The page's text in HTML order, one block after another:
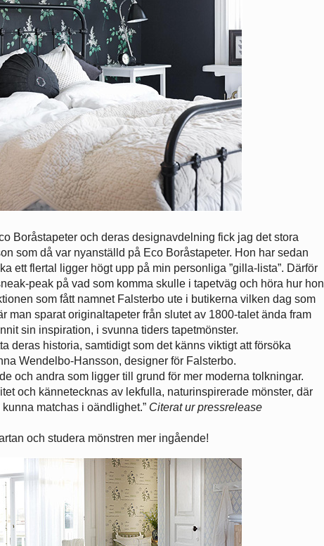
Boråstapeter och deras designavdelning fick jag det stora
som då var nyanställd på Eco Boråstapeter. Hon har sedan
ett flertal ligger högt upp på min personliga ”gilla-lista”. Därför
peak på vad som komma skulle i tapetväg och höra hur hon
som fått namnet Falsterbo ute i butikerna vilken dag som
man sparat originaltapeter från slutet av 1800-talet ända fram
sin inspiration, i svunna tiders tapetmönster.
deras historia, samtidigt som det känns viktigt att försöka
Wendelbo-Hansson, designer för Falsterbo.
och andra som ligger till grund för mer moderna tolkningar.
och kännetecknas av lekfulla, naturinspirerade mönster, där
matchas i oändlighet.” Citerat ur pressrelease
och studera mönstren mer ingående!